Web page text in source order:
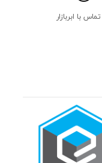
تماس با ابربازار